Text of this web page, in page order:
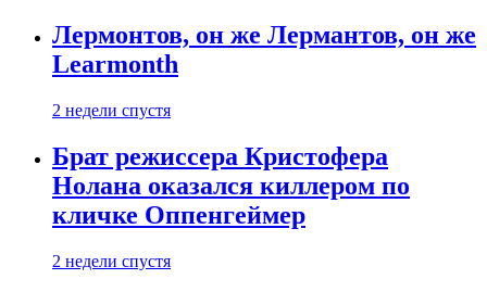
Лермонтов, он же Лермантов, он же
Learmonth
2 недели спустя
Брат режиссера Кристофера
Нолана оказался киллером по
кличке Оппенгеймер
2 недели спустя